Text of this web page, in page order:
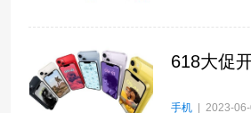
618大促
手机 | 2023-